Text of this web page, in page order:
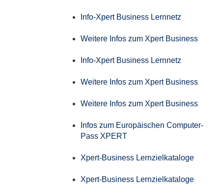
Info-Xpert Business Lernnetz
Weitere Infos zum Xpert Business
Info-Xpert Business Lernnetz
Weitere Infos zum Xpert Business
Weitere Infos zum Xpert Business
Infos zum Europäischen Computer-
Pass XPERT
Xpert-Business Lernzielkataloge
Xpert-Business Lernzielkataloge